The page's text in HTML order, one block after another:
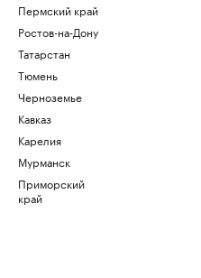
Пермский край
Ростов-на-Дону
Татарстан
Тюмень
Черноземье
Кавказ
Карелия
Мурманск
Приморский
край